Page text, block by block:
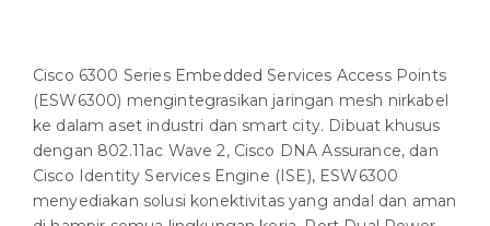
Cisco 6300 Series Embedded Services Access Points
(ESW6300) mengintegrasikan jaringan mesh nirkabel
ke dalam aset industri dan smart city. Dibuat khusus
dengan 802.11ac Wave 2, Cisco DNA Assurance, dan
Cisco Identity Services Engine (ISE), ESW6300
menyediakan solusi konektivitas yang andal dan aman